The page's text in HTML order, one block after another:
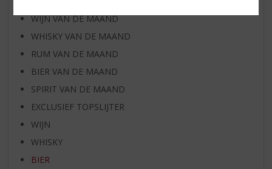
WIJN VAN DE MAAND
WHISKY VAN DE MAAND
RUM VAN DE MAAND
BIER VAN DE MAAND
SPIRIT VAN DE MAAND
EXCLUSIEF TOPSLIJTER
WIJN
WHISKY
BIER